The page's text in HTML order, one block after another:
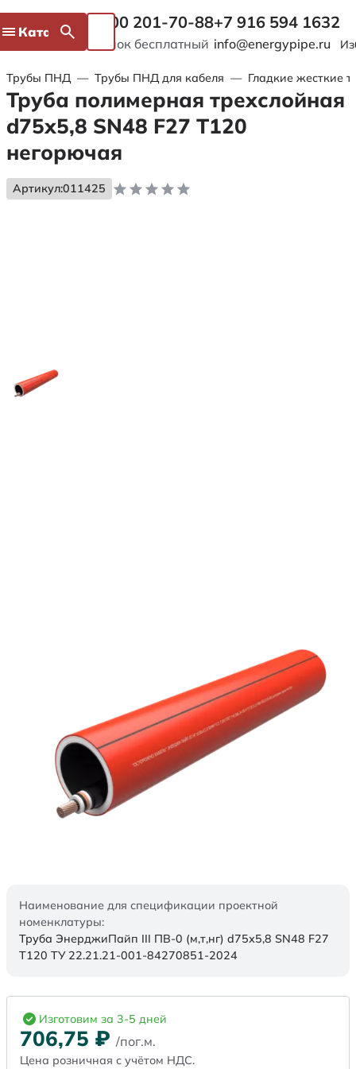
Каталог 8 800 201-70-88
Звонок бесплатный
+7 916 594 1632
info@energypipe.ru
Трубы ПНД — Трубы ПНД для кабеля — Гладкие жесткие
Труба полимерная трехслойная
d75х5,8 SN48 F27 Т120
негорючая
Артикул:011425
Наименование для спецификации проектной
номенклатуры:
Труба ЭнерджиПайп III ПВ-0 (м,т,нг) d75х5,8 SN48 F27
Т120 ТУ 22.21.21-001-84270851-2024
Изготовим за 3-5 дней
706,75 ₽ /пог.м.
Цена розничная с учётом НДС.